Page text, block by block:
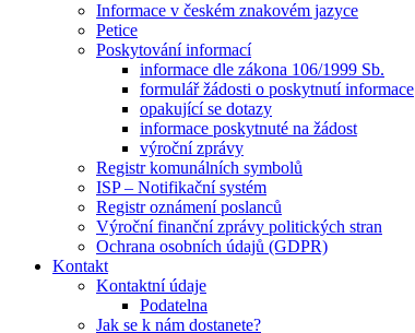
Informace v českém znakovém jazyce
Petice
Poskytování informací
informace dle zákona 106/1999 Sb.
formulář žádosti o poskytnutí informace
opakující se dotazy
informace poskytnuté na žádost
výroční zprávy
Registr komunálních symbolů
ISP – Notifikační systém
Registr oznámení poslanců
Výroční finanční zprávy politických stran
Ochrana osobních údajů (GDPR)
Kontakt
Kontaktní údaje
Podatelna
Jak se k nám dostanete?